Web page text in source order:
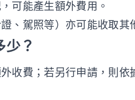
可能產生額外費用。
、駕照等）亦可能收取其
少？
收費；若另行申請，則依